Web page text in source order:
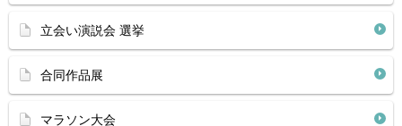
立会い演説会 選挙
合同作品展
マラソン大会